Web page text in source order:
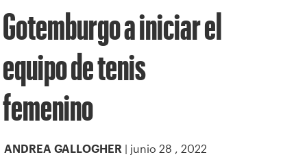
Gotemburgo a iniciar el
equipo de tenis
femenino
ANDREA GALLOGHER | junio 28 , 2022